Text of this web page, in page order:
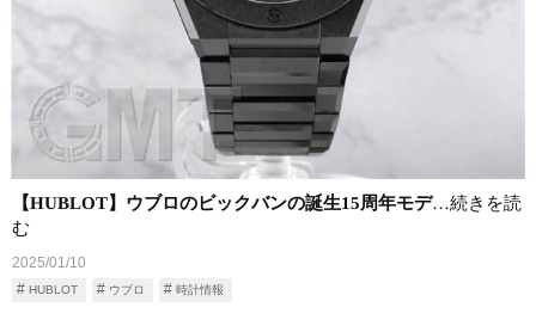
【HUBLOT】ウブロのビックバンの誕生15周年モデ…続きを読
む
2025/01/10
HUBLOT ウブロ 時計情報